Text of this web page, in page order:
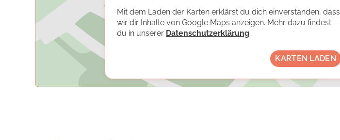
Mit dem Laden der Karten erklärst du dich einverstanden, dass
wir dir Inhalte von Google Maps anzeigen. Mehr dazu findest
du in unserer Datenschutzerklärung.
KARTEN LADEN